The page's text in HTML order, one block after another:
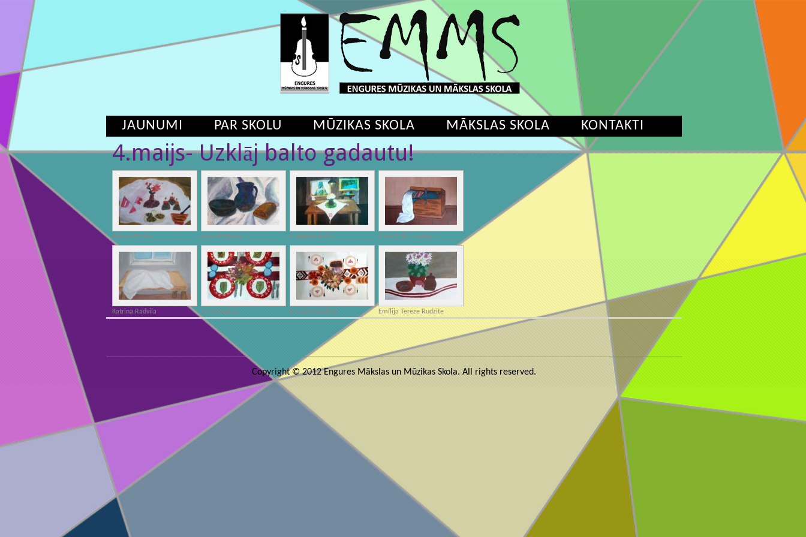
JAUNUMI PAR SKOLU MŪZIKAS SKOLA MĀKSLAS SKOLA KONTAKTI
4.maijs- Uzklāj balto gadautu!
Keita Vītoliņa Anna Kārkliņa Gabriella Buša Luīze Lidija Laidiņa
Katrīna Radvila Anna Puniņa Romija Kodoliņa Emīlija Terēze Rudzīte
Copyright © 2012 Engures Mākslas un Mūzikas Skola. All rights reserved.